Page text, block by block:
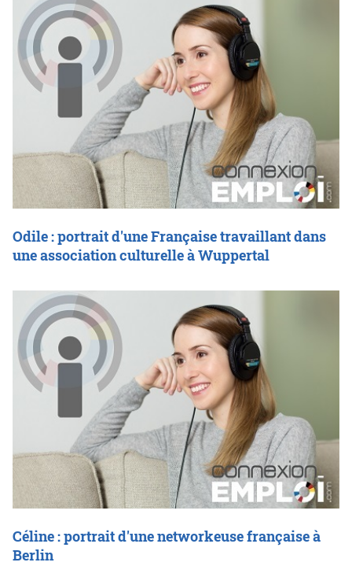
Odile : portrait d'une Française travaillant dans
une association culturelle à Wuppertal
Céline : portrait d'une networkeuse française à
Berlin